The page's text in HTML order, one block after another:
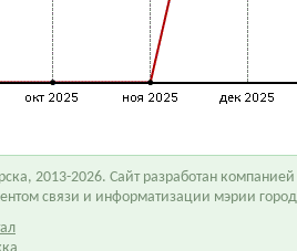
2013-2026. Сайт разработан компанией
связи и информатизации мэрии